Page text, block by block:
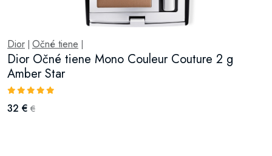
Dior Očné tiene
Dior Očné tiene Mono Couleur Couture 2 g
Amber Star
32 € €